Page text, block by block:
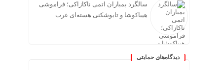
سالگرد بمباران اتمی ناکازاکی؛ فراموشی
هیباکوشا و تابوشکنی هسته‌ای غرب
دیدگاه‌های حمایتی